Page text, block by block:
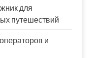
для
путешествий
и